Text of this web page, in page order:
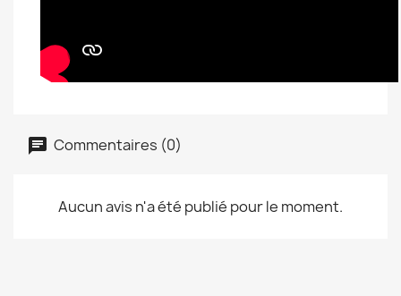
Commentaires (0)
Aucun avis n'a été publié pour le moment.